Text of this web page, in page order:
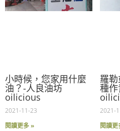
r
小時候，您家用什麼
油？-人良油坊
oilicious
2021-11-23
閱讀更多 »
羅
種
2021-
閱讀更